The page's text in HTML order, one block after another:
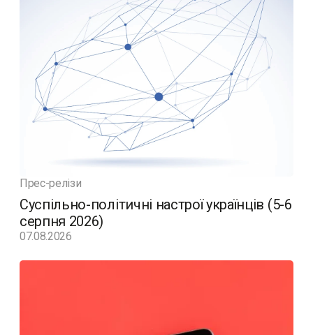
Прес-релізи
Суспільно-політичні настрої українців (5-6
серпня 2026)
07.08.2026